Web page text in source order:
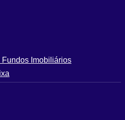
Imobiliários